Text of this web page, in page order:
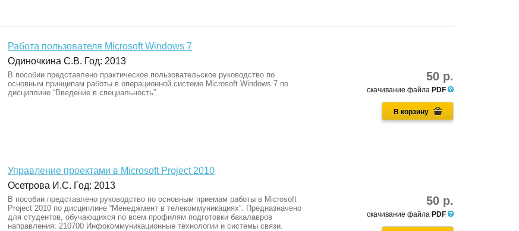
Работа пользователя Microsoft Windows 7
Одиночкина С.В. Год: 2013
50 р.
скачивание файла PDF
В корзину
В пособии представлено практическое пользовательское руководство по
основным принципам работы в операционной системе Microsoft Windows 7 по
дисциплине “Введение в специальность”.
Управление проектами в Microsoft Project 2010
Осетрова И.С. Год: 2013
50 р.
скачивание файла PDF
В пособии представлено руководство по основным приемам работы в Microsoft
Project 2010 по дисциплине “Менеджмент в телекоммуникациях”. Предназначено
для студентов, обучающихся по всем профилям подготовки бакалавров
направления: 210700 Инфокоммуникационные технологии и системы связи.